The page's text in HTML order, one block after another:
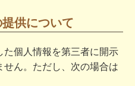
供について
た個人情報を第三者に開示
せん。ただし、次の場合は